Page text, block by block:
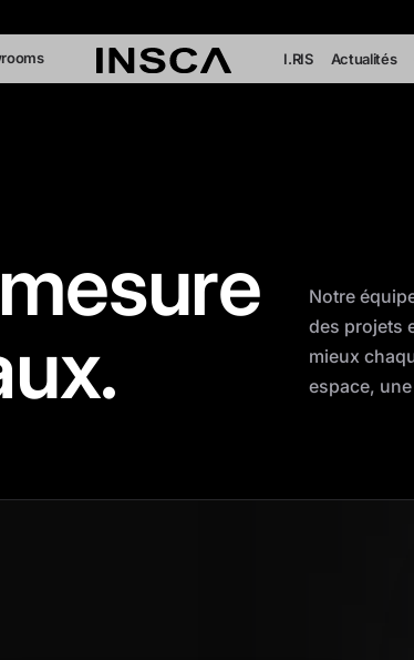
I.RIS Actualités
Notre
des projets
mieux
espace,